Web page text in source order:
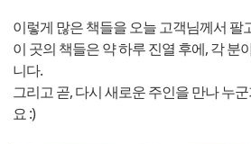
이렇게 많은 책들을 오늘 고객님께서 팔
이 곳의 책들은 약 하루 진열 후에, 각 분
니다.
그리고 곧, 다시 새로운 주인을 만나 누
요 :)